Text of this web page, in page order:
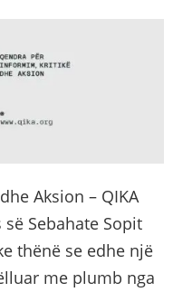
Aksion – QIKA
Sebahate Sopit
thënë se edhe një
me plumb nga